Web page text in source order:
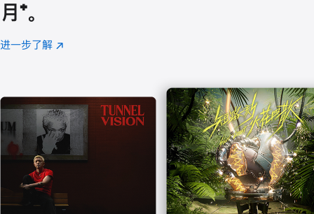
月 脚
注
⁺。
进一步了解 Apple
(在
口
中
打
开)